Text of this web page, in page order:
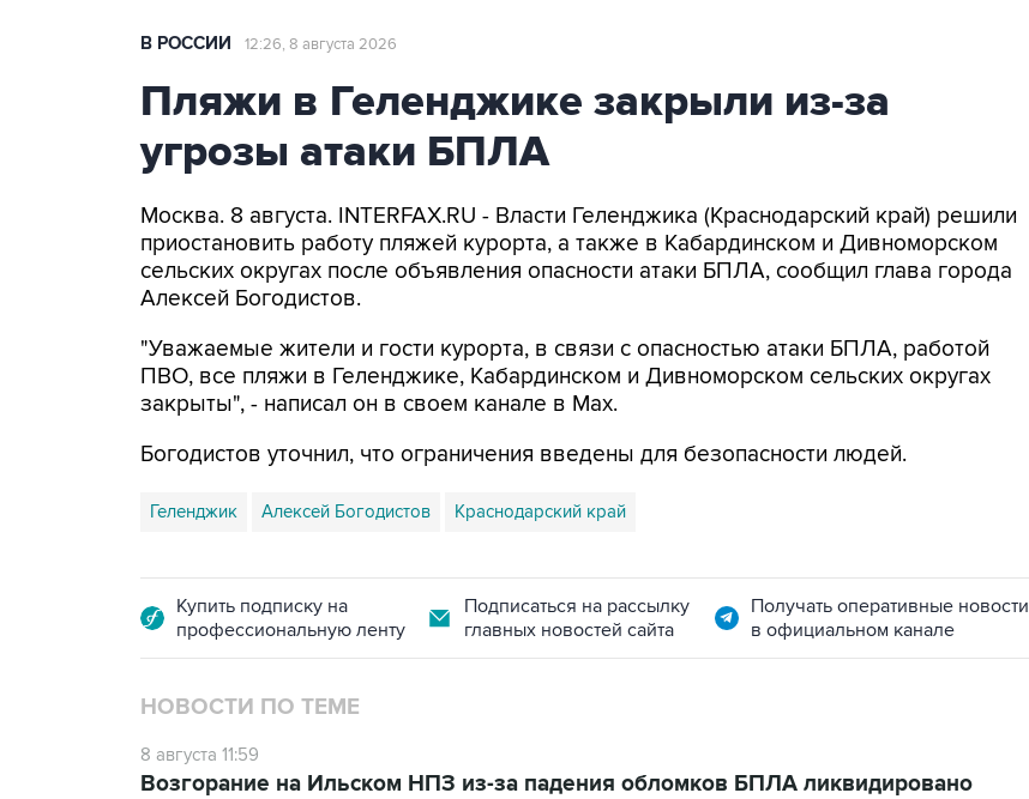
В РОССИИ 12:26, 8 августа 2026
Пляжи в Геленджике закрыли из-за
угрозы атаки БПЛА
Москва. 8 августа. INTERFAX.RU - Власти Геленджика (Краснодарский край) решили
приостановить работу пляжей курорта, а также в Кабардинском и Дивноморском
сельских округах после объявления опасности атаки БПЛА, сообщил глава города
Алексей Богодистов.
"Уважаемые жители и гости курорта, в связи с опасностью атаки БПЛА, работой
ПВО, все пляжи в Геленджике, Кабардинском и Дивноморском сельских округах
закрыты", - написал он в своем канале в Max.
Богодистов уточнил, что ограничения введены для безопасности людей.
Геленджик Алексей Богодистов Краснодарский край
Купить подписку на
профессиональную ленту
Подписаться на рассылку
главных новостей сайта
Получать оперативные новости
в официальном канале
НОВОСТИ ПО ТЕМЕ
8 августа 11:59
Возгорание на Ильском НПЗ из-за падения обломков БПЛА ликвидировано